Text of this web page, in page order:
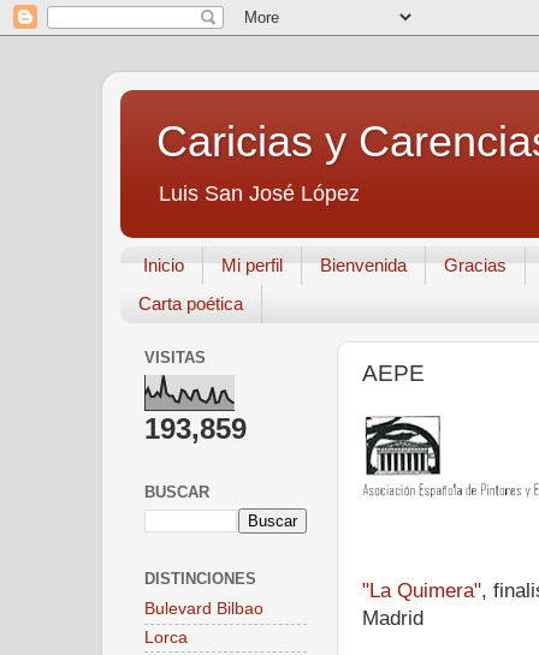
Caricias y
Luis San José López
Inicio Mi perfil Bienvenida
Gracias
Carta poética
AEPE
"La Quimera",
Madrid
VISITAS
193,859
BUSCAR
DISTINCIONES
Bulevard Bilbao
Lorca